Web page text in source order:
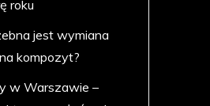
roku
jest wymiana
kompozyt?
w Warszawie –